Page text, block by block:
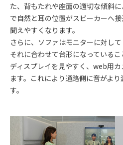
た、背もたれや座面の適切な傾斜
で自然と耳の位置がスピーカーへ
聞えやすくなります。
さらに、ソファはモニターに対し
それに合わせて台形になっている
ディスプレイを見やすく、web用
ます。これにより通路側に音がよ
す。